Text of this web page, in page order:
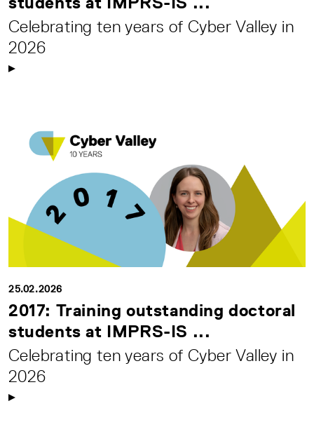
Celebrating ten years of Cyber Valley in
2026
25.02.2026
2017: Training outstanding doctoral
students at IMPRS-IS ...
Celebrating ten years of Cyber Valley in
2026